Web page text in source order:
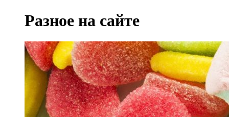
Разное на сайте